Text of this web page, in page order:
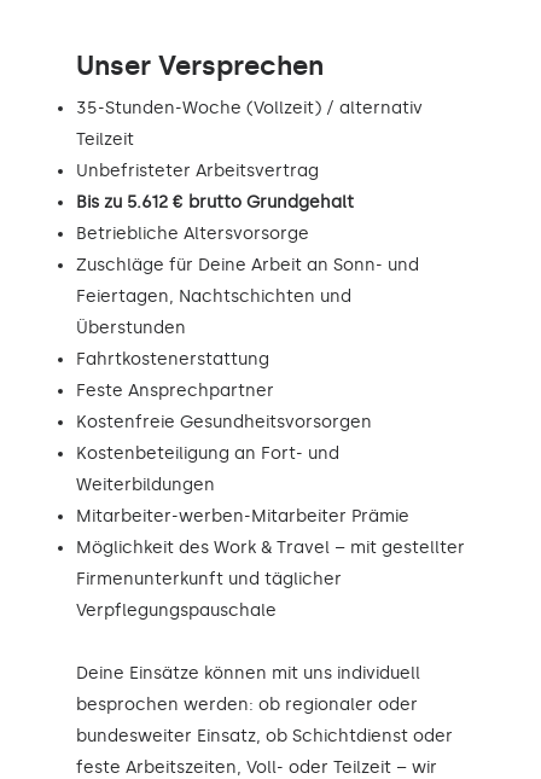
Unser Versprechen
35-Stunden-Woche (Vollzeit) / alternativ
Teilzeit
Unbefristeter Arbeitsvertrag
Bis zu 5.612 € brutto Grundgehalt
Betriebliche Altersvorsorge
Zuschläge für Deine Arbeit an Sonn- und
Feiertagen, Nachtschichten und
Überstunden
Fahrtkostenerstattung
Feste Ansprechpartner
Kostenfreie Gesundheitsvorsorgen
Kostenbeteiligung an Fort- und
Weiterbildungen
Mitarbeiter-werben-Mitarbeiter Prämie
Möglichkeit des Work & Travel – mit gestellter
Firmenunterkunft und täglicher
Verpflegungspauschale
Deine Einsätze können mit uns individuell
besprochen werden: ob regionaler oder
bundesweiter Einsatz, ob Schichtdienst oder
feste Arbeitszeiten, Voll- oder Teilzeit – wir